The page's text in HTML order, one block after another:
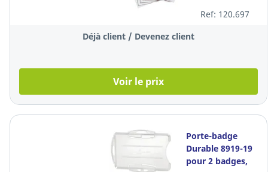
54 x 90 mm,
Ref: 120.697
Déjà client / Devenez client
Voir le prix
Porte-badge
Durable 8919-19
pour 2 badges,